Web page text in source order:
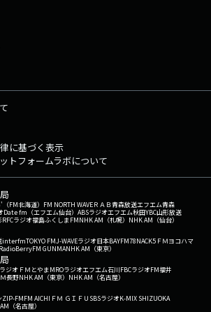
に基づく表示
トフォームラボについて
（FM北海道） FM NORTH WAVEＲＡＢ青森放送エフエム青森
Date fm（エフエム仙台） ABSラジオエフエム秋田YBC山形放送
RFCラジオ福島ふくしまFMNHK AM（札幌） NHK AM（仙台）
interfmTOKYO FMJ-WAVEラジオ日本BAYFM78NACK5 ＦＭヨコハマ
RadioBerryFM GUNMANHK AM（東京）
ジオ ＦＭとやまMROラジオエフエム石川FBCラジオFM福井
Ｍ長野NHK AM（東京） NHK AM（名古屋）
ZIP-FMFM AICHI ＦＭ ＧＩＦＵ SBSラジオK-MIX SHIZUOKA
（名古屋）